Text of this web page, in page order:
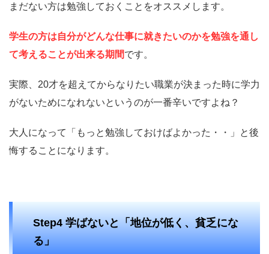
まだない方は勉強しておくことをオススメします。
学生の方は自分がどんな仕事に就きたいのかを勉強を通し
て考えることが出来る期間です。
実際、20才を超えてからなりたい職業が決まった時に学力
がないためになれないというのが一番辛いですよね？
大人になって「もっと勉強しておけばよかった・・」と後
悔することになります。
Step4 学ばないと「地位が低く、貧乏にな
る」